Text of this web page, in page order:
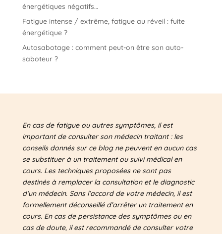
énergétiques négatifs…
Fatigue intense / extrême, fatigue au réveil : fuite
énergétique ?
Autosabotage : comment peut-on être son auto-
saboteur ?
En cas de fatigue ou autres symptômes, il est
important de consulter son médecin traitant : les
conseils donnés sur ce blog ne peuvent en aucun cas
se substituer à un traitement ou suivi médical en
cours. Les techniques proposées ne sont pas
destinés à remplacer la consultation et le diagnostic
d’un médecin. Sans l’accord de votre médecin, il est
formellement déconseillé d’arrêter un traitement en
cours. En cas de persistance des symptômes ou en
cas de doute, il est recommandé de consulter votre